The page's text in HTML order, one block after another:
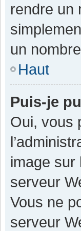
rendre un
un
Haut
Puis-je
Oui, vous
image sur
serveur
Vous ne
serveur